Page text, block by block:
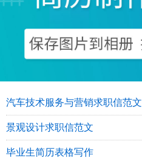
汽车技术服务与营销求职信范文
景观设计求职信范文
毕业生简历表格写作